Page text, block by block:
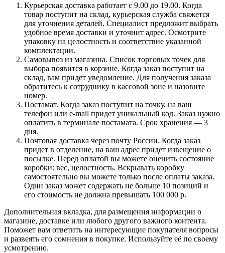
Курьерская доставка работает с 9.00 до 19.00. Когда
товар поступит на склад, курьерская служба свяжется
для уточнения деталей. Специалист предложит выбрать
удобное время доставки и уточнит адрес. Осмотрите
упаковку на целостность и соответствие указанной
комплектации.
Самовывоз из магазина. Список торговых точек для
выбора появится в корзине. Когда заказ поступит на
склад, вам придет уведомление. Для получения заказа
обратитесь к сотруднику в кассовой зоне и назовите
номер.
Постамат. Когда заказ поступит на точку, на ваш
телефон или e-mail придет уникальный код. Заказ нужно
оплатить в терминале постамата. Срок хранения — 3
дня.
Почтовая доставка через почту России. Когда заказ
придет в отделение, на ваш адрес придет извещение о
посылке. Перед оплатой вы можете оценить состояние
коробки: вес, целостность. Вскрывать коробку
самостоятельно вы можете только после оплаты заказа.
Один заказ может содержать не больше 10 позиций и
его стоимость не должна превышать 100 000 р.
Дополнительная вкладка, для размещения информации о
магазине, доставке или любого другого важного контента.
Поможет вам ответить на интересующие покупателя вопросы
и развеять его сомнения в покупке. Используйте её по своему
усмотрению.